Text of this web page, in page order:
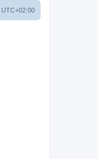
UTC+02:00